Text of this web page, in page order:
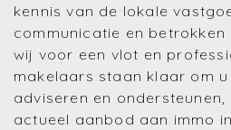
kennis van de lokale
communicatie en
wij voor een vlot en
makelaars staan klaar om
adviseren en
actueel aanbod aan immo